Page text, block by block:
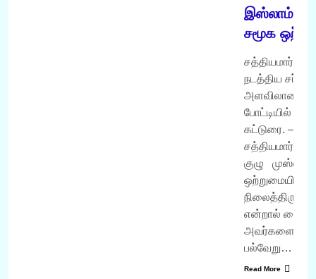
இஸ்லாம்
சமூக
நடத்திய
அளவிலான
போட்டியில்
கட்டுரை. –
சத்தியமார்க்கம்
குழு
ஒற்றுமையில்
என்றால்
அவர்களைப்
பல்வேறு…
Read More